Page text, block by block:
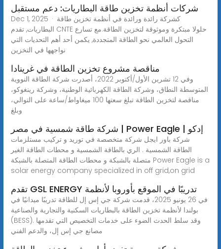
شركات أنظمة تخزين طاقة البطاريات: دعم مستقبل
Dec 1, 2025 · كشركة رائدة ورائدة في أنظمة تخزين طاقة
البطاريات, تقدم CNTE حلولا مبتكرة وموثوقة لتخزين الطاقة.مع تسارع
التحول العالمي نحو الطاقة المتجددة, يكمن أحد أهم التحديات التي
نواجهها في التخزين
مناقصة مشروع تخزين الطاقة في غرينادا
وفي 12 تشرين الأول/أكتوبر 2022، أصدرت شركة الطاقة النووية
المتوسطة النطاق، وشركة الطاقة الكهربائية الوطنية، وشركة رينغوكو،
مناقصة لتخزين الطاقة تبلغ سعتها 100 ميغاواط/ساعة على التوالي،
وبلغ
شركة طاقة شمسية في مصر | Power Eagle | إدكو
شركة باور ايجل شركة متخصصة في توريد و تركيب مستلزمات
الطاقة الشمسية . الري بالطاقة الشمسية و محطات الطاقة الغير
متصلة بالشبكة و محطات الطاقة المتصلة بالشبكة Power Eagle is a
solar energy company specialized in off grid,on grid
تقدم GSL ENERGY تدريبًا في الموقع بأوروبا لأنظمة
في 26 يونيو 2025، قدمت شركة جي إس إل للطاقة تدريبًا ميدانيًا في
بولندا لأنظمة تخزين الطاقة بالبطاريات السكنية والتجارية والصناعية
(BESS). وقد سلط الحدث الضوء على خدمات التخصيص التي تقدمها
مصانع جي إس إل، والدعم الفني